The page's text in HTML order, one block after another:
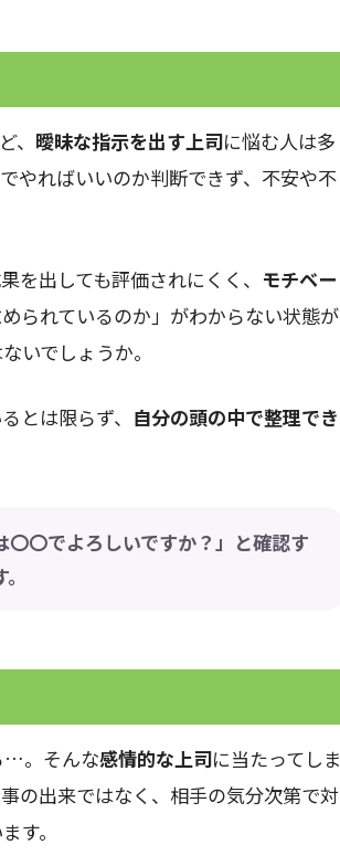
、 曖昧な指示を出す上司に悩む人は多
やればいいのか判断できず、不安や不
を出しても評価されにくく、 モチベー
られているのか」がわからない状態が
いでしょうか。
とは限らず、 自分の頭の中で整理でき
〇でよろしいですか？」と確認す
…。そんな感情的な上司に当たってしま
の出来ではなく、相手の気分次第で対
す。